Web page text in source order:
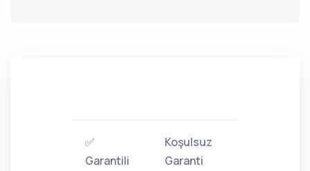
✅
Garantili
Koşulsuz
Garanti